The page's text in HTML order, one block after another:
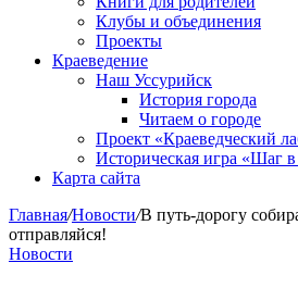
Клубы и объединения
Проекты
Краеведение
Наш Уссурийск
История города
Читаем о городе
Проект «Краеведческий
Историческая игра «Шаг
Карта сайта
Главная/Новости/В путь-дорогу
отправляйся!
Новости